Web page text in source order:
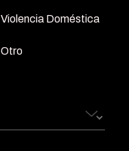
Violencia Doméstica
Otro